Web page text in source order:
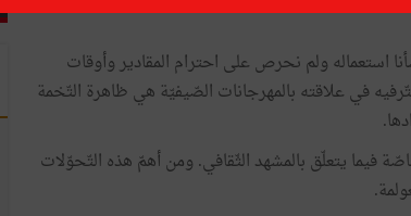
استعماله ولم نحرص على احترام المقادير وأوقات
في علاقته بالمهرجانات الصّيفيّة هي ظاهرة التّخمة
فيما يتعلّق بالمشهد الثّقافي. ومن أهمّ هذه التّحوّلات